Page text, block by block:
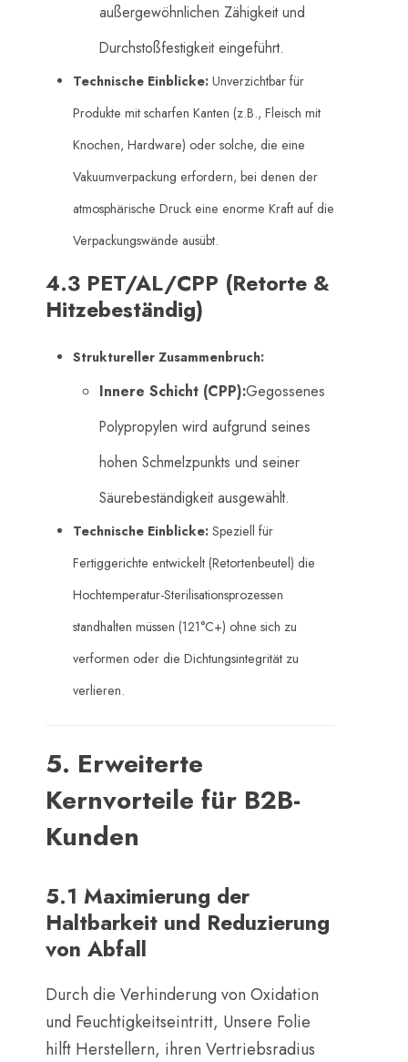
außergewöhnlichen Zähigkeit und
Durchstoßfestigkeit eingeführt.
Technische Einblicke:​ Unverzichtbar für
Produkte mit scharfen Kanten (z.B., Fleisch mit
Knochen, Hardware) oder solche, die eine
Vakuumverpackung erfordern, bei denen der
atmosphärische Druck eine enorme Kraft auf die
Verpackungswände ausübt.
4.3 PET/AL/CPP (Retorte &
Hitzebeständig)
Struktureller Zusammenbruch:
Innere Schicht (CPP):Gegossenes
Polypropylen wird aufgrund seines
hohen Schmelzpunkts und seiner
Säurebeständigkeit ausgewählt.
Technische Einblicke:​ Speziell für
Fertiggerichte entwickelt (Retortenbeutel) die
Hochtemperatur-Sterilisationsprozessen
standhalten müssen (121°C+) ohne sich zu
verformen oder die Dichtungsintegrität zu
verlieren.
5. Erweiterte
Kernvorteile für B2B-
Kunden
5.1 Maximierung der
Haltbarkeit und Reduzierung
von Abfall
Durch die Verhinderung von Oxidation
und Feuchtigkeitseintritt, Unsere Folie
hilft Herstellern, ihren Vertriebsradius